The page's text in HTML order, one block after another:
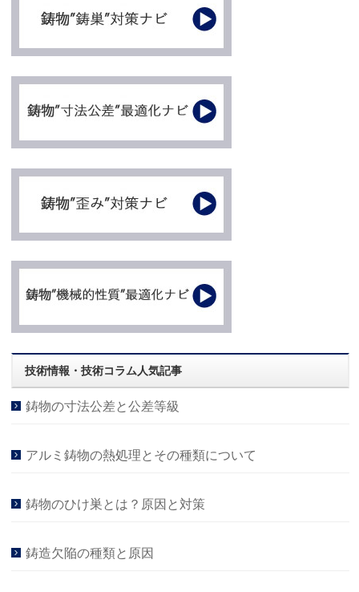
技術情報・技術コラム人気記事
鋳物の寸法公差と公差等級
アルミ鋳物の熱処理とその種類について
鋳物のひけ巣とは？原因と対策
鋳造欠陥の種類と原因